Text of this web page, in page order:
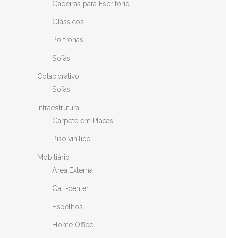
Cadeiras para Escritório
Clássicos
Poltronas
Sofás
Colaborativo
Sofás
Infraestrutura
Carpete em Placas
Piso vinílico
Mobiliário
Área Externa
Call-center
Espelhos
Home Office